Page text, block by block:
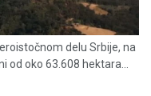
delu Srbije, na
od oko 63.608 hektara...